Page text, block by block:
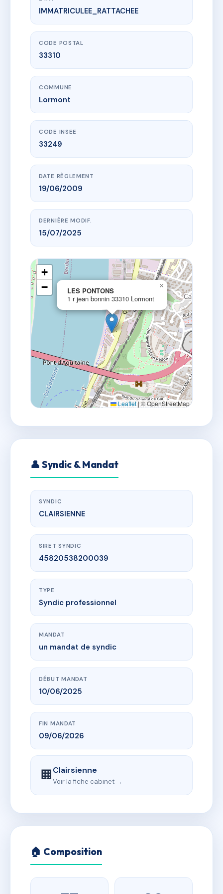
www.vme.plus/AB3245743
LES PONTONS
1 r jean bonnin
IMMATRICULEE_RATTACHEE
CODE POSTAL
33310
COMMUNE
Lormont
CODE INSEE
33249
DATE RÈGLEMENT
19/06/2009
DERNIÈRE MODIF.
15/07/2025
LES PONTONS
1 r jean bonnin 33310 Lormont
×
+
−
Leaflet |© OpenStreetMap
👤 Syndic & Mandat
SYNDIC
CLAIRSIENNE
SIRET SYNDIC
45820538200039
TYPE
Syndic professionnel
MANDAT
un mandat de syndic
DÉBUT MANDAT
10/06/2025
FIN MANDAT
09/06/2026
🏢Clairsienne
Voir la fiche cabinet →
🏠 Composition